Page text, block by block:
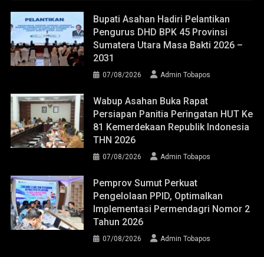
Bupati Asahan Hadiri Pelantikan
Pengurus DHD BPK 45 Provinsi
Sumatera Utara Masa Bakti 2026 –
2031
07/08/2026 Admin Tobapos
Wabup Asahan Buka Rapat
Persiapan Panitia Peringatan HUT Ke
81 Kemerdekaan Republik Indonesia
THN 2026
07/08/2026 Admin Tobapos
Pemprov Sumut Perkuat
Pengelolaan PPID, Optimalkan
Implementasi Permendagri Nomor 2
Tahun 2026
07/08/2026 Admin Tobapos